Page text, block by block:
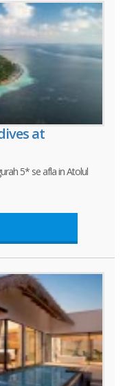
at
5* se afla in Atolul